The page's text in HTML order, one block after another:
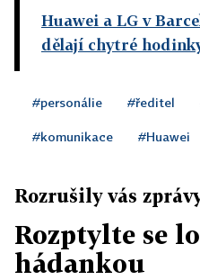
Huawei a LG v
dělají chytré
#personálie #ředitel
#komunikace #Huawei
Rozrušily vás
Rozptylte se
hádankou